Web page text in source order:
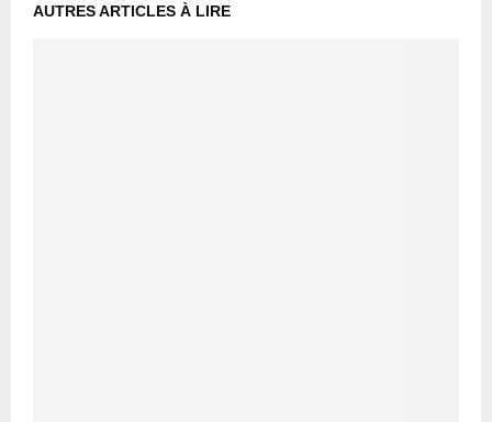
AUTRES ARTICLES À LIRE